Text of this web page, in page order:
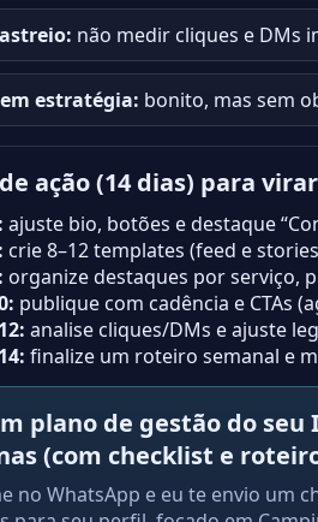
não medir cliques e DMs
estratégia: bonito, mas sem
ação (14 dias) para
ajuste bio, botões e destaque
crie 8–12 templates (feed e
organize destaques por serviço,
publique com cadência e CTAs
analise cliques/DMs e ajuste
finalize um roteiro semanal e
plano de gestão do
(com checklist e
no WhatsApp e eu te envio um